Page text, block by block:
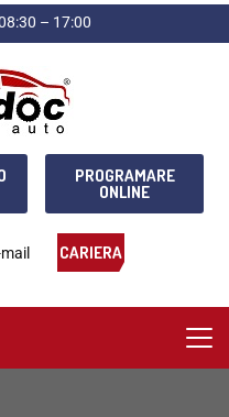
– 17:00
PROGRAMARE
ONLINE
CARIERA